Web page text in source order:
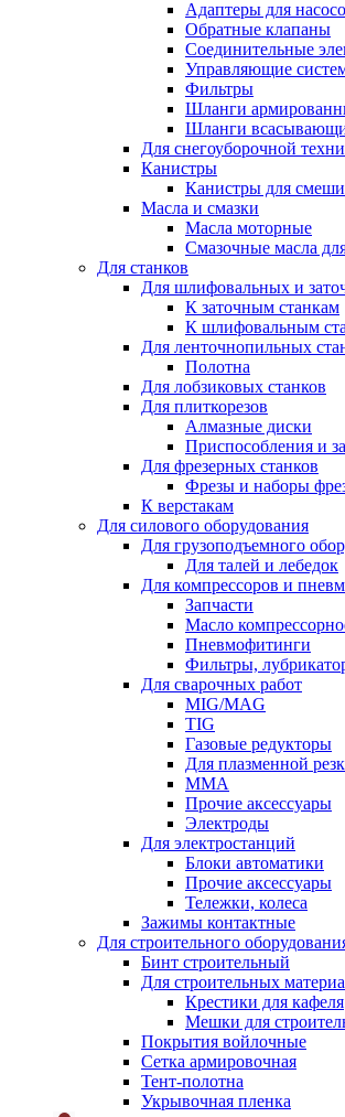
Адаптеры для
Обратные клапаны
Соединительные
Управляющие
Фильтры
Шланги
Шланги
Для снегоуборочной
Канистры
Канистры для
Масла и смазки
Масла моторные
Смазочные масла
Для станков
Для шлифовальных и
К заточным станкам
К шлифовальным
Для ленточнопильных
Полотна
Для лобзиковых станков
Для плиткорезов
Алмазные диски
Приспособления и
Для фрезерных станков
Фрезы и наборы
К верстакам
Для силового оборудования
Для грузоподъемного
Для талей и лебедок
Для компрессоров и
Запчасти
Масло
Пневмофитинги
Фильтры,
Для сварочных работ
MIG/MAG
TIG
Газовые редукторы
Для плазменной
ММА
Прочие аксессуары
Электроды
Для электростанций
Блоки автоматики
Прочие аксессуары
Тележки, колеса
Зажимы контактные
Для строительного
Бинт строительный
Для строительных
Крестики для кафеля
Мешки для
Покрытия войлочные
Сетка армировочная
Тент-полотна
Укрывочная пленка